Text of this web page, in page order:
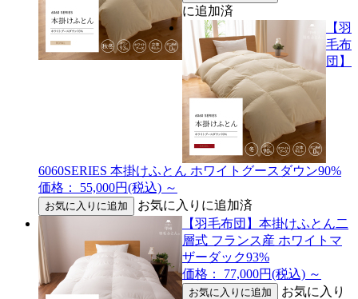
に追加済
【羽
毛布
団】
6060SERIES 本掛けふとん ホワイトグースダウン90%
価格： 55,000円(税込) ～
お気に入りに追加済
【羽毛布団】本掛けふとん二
層式 フランス産 ホワイトマ
ザーダック93%
価格： 77,000円(税込) ～
お気に入り